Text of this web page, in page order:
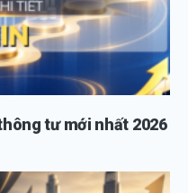
tư mới nhất 2026